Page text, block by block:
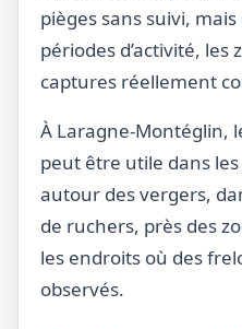
pièges sans suivi,
périodes d’activité, les
captures réellement
À Laragne-Montéglin,
peut être utile dans
autour des vergers,
de ruchers, près des
les endroits où des
observés.